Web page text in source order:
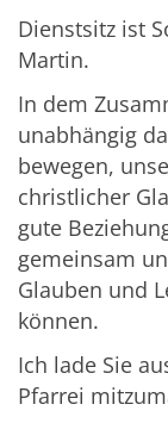
Dienstsitz ist
Martin.
In dem
unabhängig
bewegen,
christlicher
gute
gemeinsam
Glauben und
können.
Ich lade Sie
Pfarrei